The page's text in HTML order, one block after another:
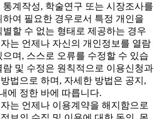
통계작성, 학술연구 또는 시장조사를
하여 필요한 경우로서 특정 개인을
별할 수 없는 형태로 제공하는 경우
는 언제나 자신의 개인정보를 열람
으며, 스스로 오류를 수정할 수 있습
람 및 수정은 원칙적으로 이용신청과
법으로 하며, 자세한 방법은 공지,
에 정한 바에 따릅니다.
는 언제나 이용계약을 해지함으로